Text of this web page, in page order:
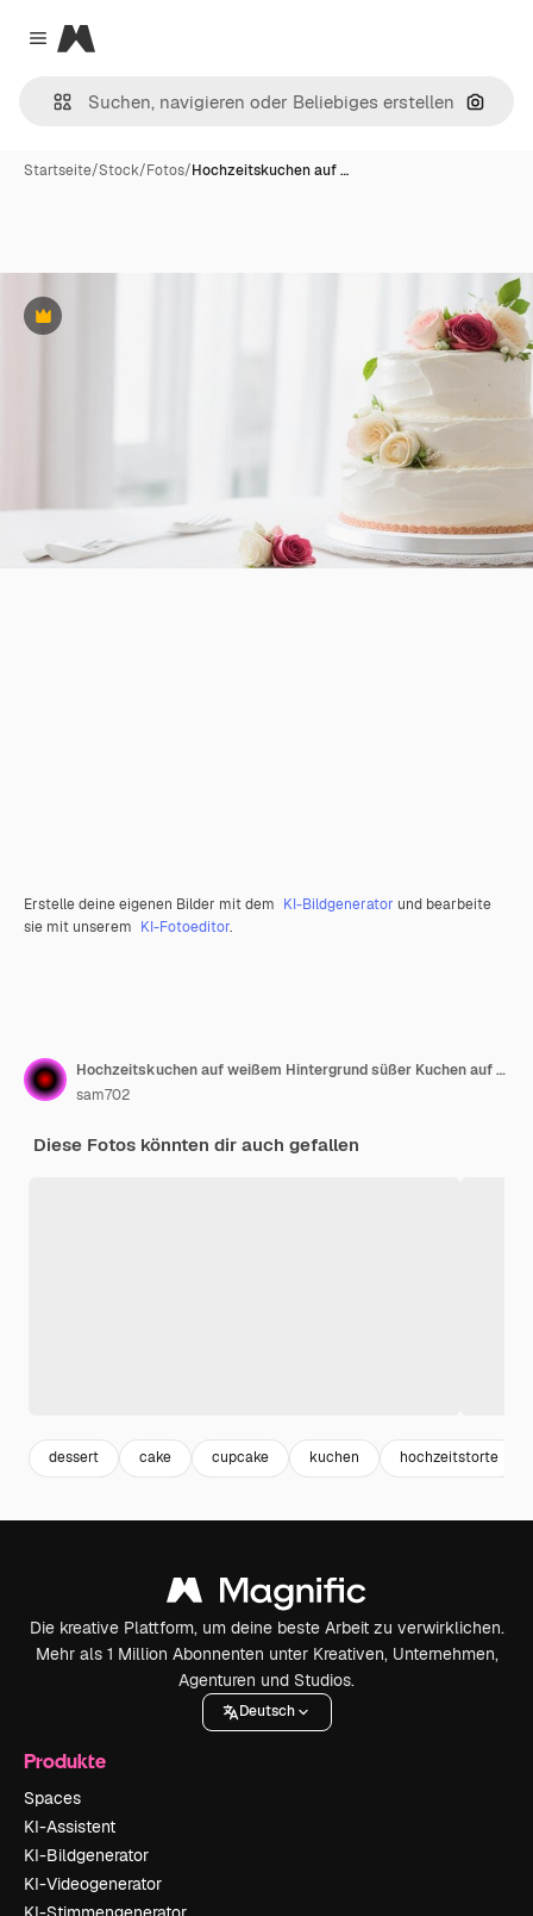
Close menu
Magnific
Nach
Startseite/Stock/Fotos/Hochzeitskuchen auf …
Premium
Erstelle deine eigenen Bilder mit dem KI-Bildgenerator und bearbeite
sie mit unserem KI-Fotoeditor.
Hochzeitskuchen auf weißem Hintergrund süßer Kuchen auf weißes köstliches Hochzeits kuchen entworfen Kuchen
sam702
Diese Fotos könnten dir auch gefallen
dessert cake cupcake kuchen hochzeitstorte
Die kreative Plattform, um deine beste Arbeit zu verwirklichen.
Mehr als 1 Million Abonnenten unter Kreativen, Unternehmen,
Agenturen und Studios.
Deutsch
Produkte
Spaces
KI-Assistent
KI-Bildgenerator
KI-Videogenerator